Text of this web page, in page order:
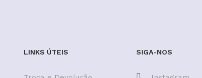
LINKS ÚTEIS SIGA-NOS